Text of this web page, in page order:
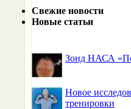
Свежие новости
Новые статьи
Зонд НАСА
Новое
тренировки